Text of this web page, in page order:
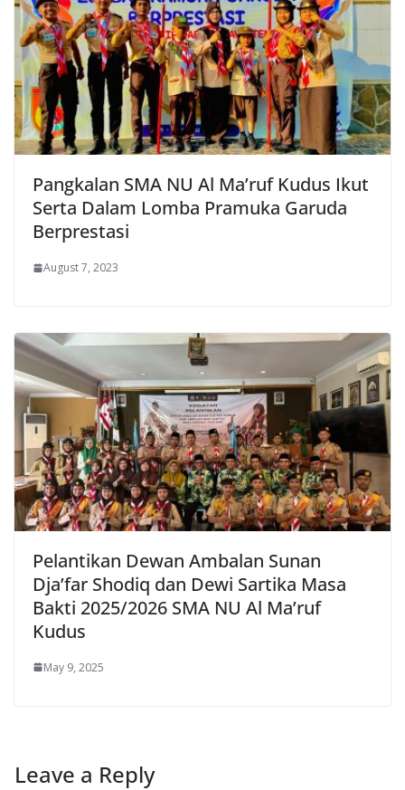
Pangkalan SMA NU Al Ma’ruf Kudus Ikut
Serta Dalam Lomba Pramuka Garuda
Berprestasi
August 7, 2023
Pelantikan Dewan Ambalan Sunan
Dja’far Shodiq dan Dewi Sartika Masa
Bakti 2025/2026 SMA NU Al Ma’ruf
Kudus
May 9, 2025
Leave a Reply